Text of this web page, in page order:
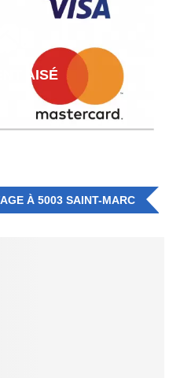
AISÉ
À 5003 SAINT-MARC